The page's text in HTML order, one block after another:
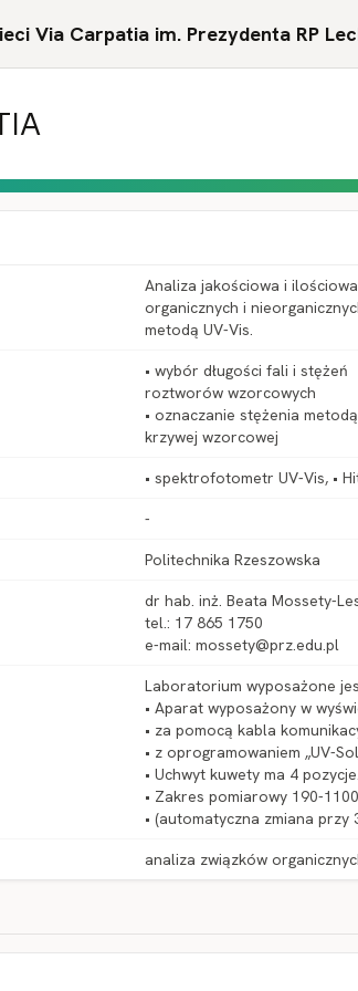
Via Carpatia im. Prezydenta RP
Analiza jakościowa i
organicznych i
metodą UV-Vis.
• wybór długości fali i stężeń
roztworów wzorcowych
• oznaczanie stężenia metodą
krzywej wzorcowej
• spektrofotometr UV-Vis, •
-
Politechnika Rzeszowska
dr hab. inż. Beata Mossety-
tel.: 17 865 1750
e-mail: mossety@prz.edu.pl
Laboratorium wyposażone
• Aparat wyposażony w
• za pomocą kabla
• z oprogramowaniem „UV-
• Uchwyt kuwety ma 4 pozycje.
• Zakres pomiarowy 190-
• (automatyczna zmiana przy
analiza związków